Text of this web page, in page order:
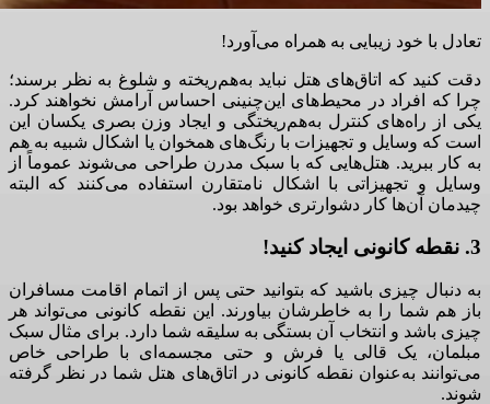
تعادل با خود زیبایی به همراه می‌آورد!
دقت کنید که اتاق‌های هتل نباید به‌هم‌ریخته و شلوغ به نظر برسند؛
چرا که افراد در محیط‌های این‌چنینی احساس آرامش نخواهند کرد.
یکی از را‌ه‌های کنترل به‌هم‌ریختگی و ایجاد وزن بصری یکسان این
است که وسایل و تجهیزات با رنگ‌های همخوان یا اشکال شبیه به هم
به کار ببرید. هتل‌هایی که با سبک مدرن طراحی می‌شوند عموماً از
وسایل و تجهیزاتی با اشکال نامتقارن استفاده می‌کنند که البته
چیدمان آن‌ها کار دشوارتری خواهد بود.
3. نقطه کانونی ایجاد کنید!
به دنبال چیزی باشید که بتوانید حتی پس از اتمام اقامت مسافران
باز هم شما را به خاطرشان بیاورند. این نقطه کانونی می‌تواند هر
چیزی باشد و انتخاب آن بستگی به سلیقه شما دارد. برای مثال سبک
مبلمان، یک قالی یا فرش و حتی مجسمه‌ای با طراحی خاص
می‌توانند به‌عنوان نقطه کانونی در اتاق‌های هتل شما در نظر گرفته
شوند.